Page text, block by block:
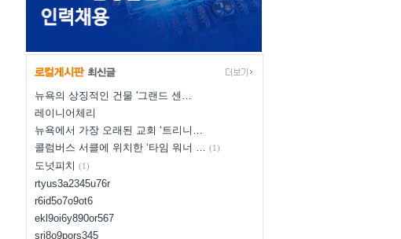
뉴욕의 상징적인 건물 '그랜드 센…
레이니어체리
뉴욕에서 가장 오래된 교회 ‘트리니…
콜럼버스 서클에 위치한 ‘타임 워너 … (1)
도넛피치 (1)
rtyus3a2345u76r
r6id5o7o9ot6
ekl9oi6y890or567
sri8o9pors345